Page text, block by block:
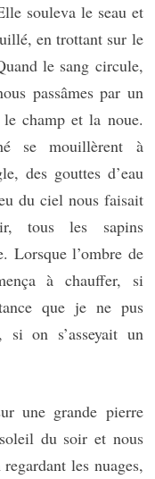
souleva le seau et
en trottant sur le
le sang circule,
passâmes par un
champ et la noue.
se mouillèrent à
des gouttes d’eau
du ciel nous faisait
tous les sapins
Lorsque l’ombre de
à chauffer, si
que je ne pus
on s’asseyait un
une grande pierre
du soir et nous
les nuages,